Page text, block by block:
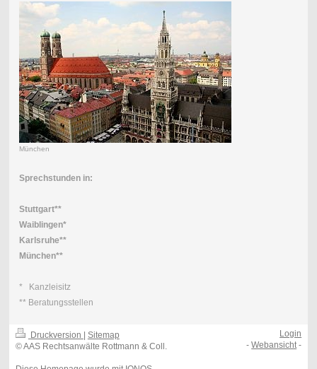
München
Sprechstunden in:
Stuttgart**
Waiblingen*
Karlsruhe**
München**
* Kanzleisitz
** Beratungsstellen
Druckversion | Sitemap
© AAS Rechtsanwälte Rottmann & Coll.
Login
-Webansicht -